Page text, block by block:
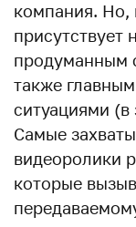
компания. Но,
присутствует
продуманным
также
ситуациями (в
Самые
видеоролики
которые